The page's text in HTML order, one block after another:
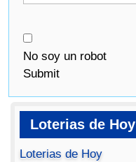
No soy un robot
Submit
Loterias de Hoy
Loterias de Hoy